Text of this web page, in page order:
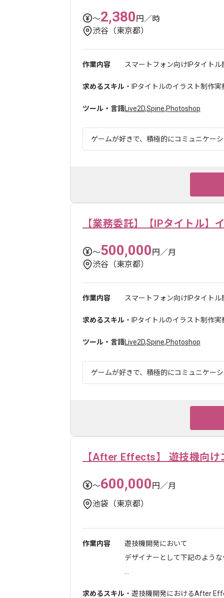
〜2,380円／時
渋谷（東京都）
作業内容 スマートフォン向けIPタイト
求めるスキル ・IPタイトルのイラスト制作
ツール・言語 Live2D,Spine,Photoshop
ゲームが好きで、積極的にコミュニケー
【業務委託】【IPタイトル】
〜500,000円／月
渋谷（東京都）
作業内容 スマートフォン向けIPタイト
求めるスキル ・IPタイトルのイラスト制作
ツール・言語 Live2D,Spine,Photoshop
ゲームが好きで、積極的にコミュニケー
【After Effects】 遊技機向
〜600,000円／月
池袋（東京都）
作業内容
遊技機開発において
デザイナーとして下記のよう
求めるスキル ・遊技機開発におけるAfter